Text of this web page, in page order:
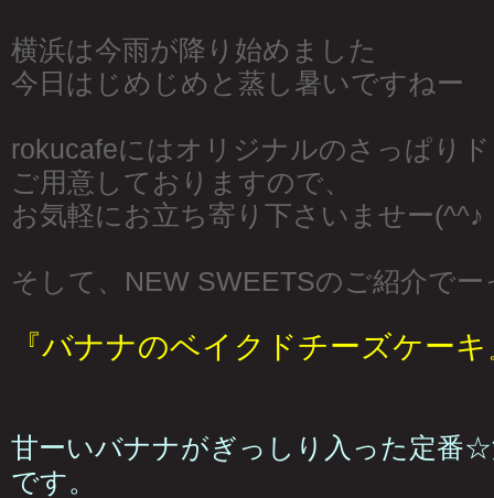
横浜は今雨が降り始めました
今日はじめじめと蒸し暑いですねー
rokucafeにはオリジナルのさっぱり
ご用意しておりますので、
お気軽にお立ち寄り下さいませー(^^♪
そして、NEW SWEETSのご紹介でー
『バナナのベイクドチーズケー
甘ーいバナナがぎっしり入った定番
です。